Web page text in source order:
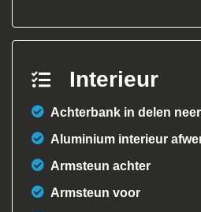
Interieur
Achterbank in delen
Aluminium interieur
Armsteun achter
Armsteun voor